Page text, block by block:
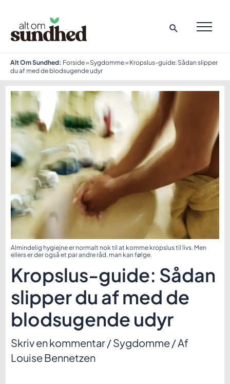
indholdet
Alt Om Sundhed: Forside» Sygdomme» Kropslus-guide: Sådan slipper
du af med de blodsugende udyr
Almindelig hygiejne er normalt nok til at komme kropslus til livs. Men
ellers er der også et par andre råd, man kan følge.
Kropslus-guide: Sådan
slipper du af med de
blodsugende udyr
Skriv en kommentar /Sygdomme/ Af
Louise Bennetzen